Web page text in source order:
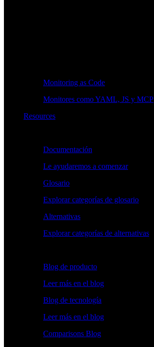
Monitoring as Code
Monitores como YAML, JS y MCP
Resources
Documentación
Le ayudaremos a comenzar
Glosario
Explorar categorías de glosario
Alternativas
Explorar categorías de alternativas
Blog de producto
Leer más en el blog
Blog de tecnología
Leer más en el blog
Comparisons Blog